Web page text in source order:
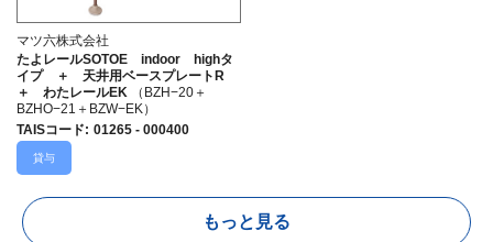
マツ六株式会社
たよレールSOTOE indoor highタ
イプ ＋ 天井用ベースプレートR
＋ わたレールEK
（BZH−20＋
BZHO−21＋BZW−EK）
TAISコード: 01265 - 000400
貸与
もっと見る